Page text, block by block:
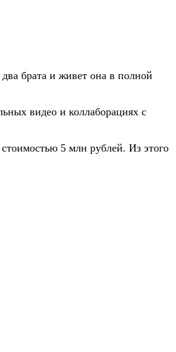
брата и живет она в полной
видео и коллаборациях с
5 млн рублей. Из этого